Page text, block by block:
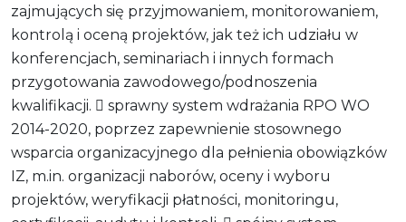
zajmujących się przyjmowaniem, monitorowaniem,
kontrolą i oceną projektów, jak też ich udziału w
konferencjach, seminariach i innych formach
przygotowania zawodowego/podnoszenia
kwalifikacji.  sprawny system wdrażania RPO WO
2014-2020, poprzez zapewnienie stosownego
wsparcia organizacyjnego dla pełnienia obowiązków
IZ, m.in. organizacji naborów, oceny i wyboru
projektów, weryfikacji płatności, monitoringu,